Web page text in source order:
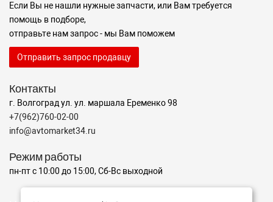
Если Вы не нашли нужные запчасти, или Вам требуется
помощь в подборе,
отправьте нам запрос - мы Вам поможем
Отправить запрос продавцу
Контакты
г. Волгоград ул. ул. маршала Еременко 98
+7(962)760-02-00
info@avtomarket34.ru
Режим работы
пн-пт с 10:00 до 15:00, Сб-Вс выходной